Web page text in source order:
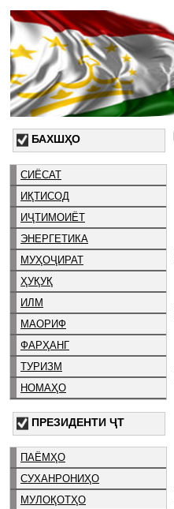
БАХШҲО
СИЁСАТ
ИҚТИСОД
ИҶТИМОИЁТ
ЭНЕРГЕТИКА
МУҲОҶИРАТ
ҲУҚУҚ
ИЛМ
МАОРИФ
ФАРҲАНГ
ТУРИЗМ
НОМАҲО
ПРЕЗИДЕНТИ ҶТ
ПАЁМҲО
СУХАНРОНИҲО
МУЛОҚОТҲО